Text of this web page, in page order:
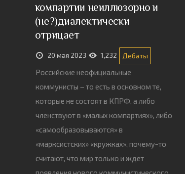
компартии неиллюзорно и
(не?)диалектически
отрицает
20 мая 2023 1,232 Дебаты
Российские неофициальные
коммунисты – то есть в основном те,
которые не состоят в КПРФ, а либо
членствуют в «малых компартиях», либо
«самообразовываются» в
«марксистских» «кружках», почему-то
считают, что мир только и ждет